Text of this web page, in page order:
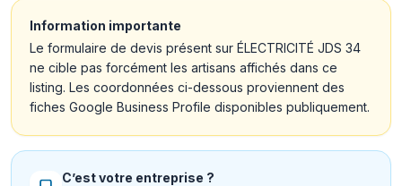
Information importante
Le formulaire de devis présent sur ÉLECTRICITÉ JDS 34
ne cible pas forcément les artisans affichés dans ce
listing. Les coordonnées ci-dessous proviennent des
fiches Google Business Profile disponibles publiquement.
C’est votre entreprise ?